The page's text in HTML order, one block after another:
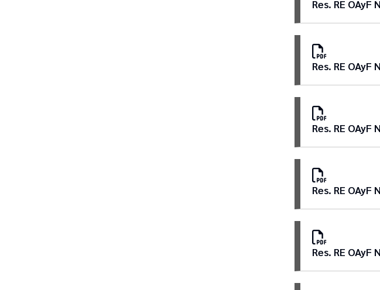
Res. RE OAyF
Res. RE OAyF
Res. RE OAyF
Res. RE OAyF
Res. RE OAyF